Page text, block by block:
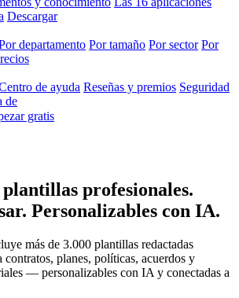
Descargar
departamento Por tamaño Por sector Por
de ayuda Reseñas y premios Seguridad
de
gratis
plantillas profesionales.
Personalizables con IA.
más de 3.000 plantillas redactadas
contratos, planes, políticas, acuerdos y
— personalizables con IA y conectadas a